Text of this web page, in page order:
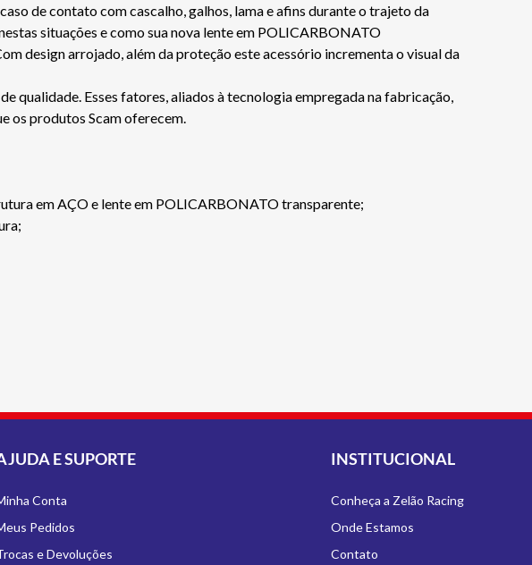
de contato com cascalho, galhos, lama e afins durante o trajeto da
situações e como sua nova lente em POLICARBONATO
design arrojado, além da proteção este acessório incrementa o visual da
Esses fatores, aliados à tecnologia empregada na fabricação,
os produtos Scam oferecem.
em AÇO e lente em POLICARBONATO transparente;
E SUPORTE
Conta
Pedidos
e Devoluções
INSTITUCIONAL
Conheça a Zelão Racing
Onde Estamos
Contato